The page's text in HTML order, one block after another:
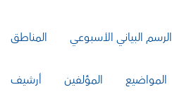
الرسم البياني الأسبوعي المناطق
المواضيع المؤلفين أرشيف